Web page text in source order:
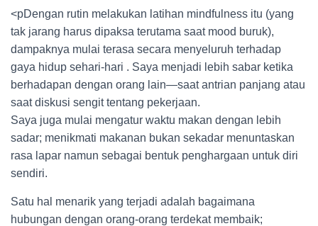
<pDengan rutin melakukan latihan mindfulness itu (yang
tak jarang harus dipaksa terutama saat mood buruk),
dampaknya mulai terasa secara menyeluruh terhadap
gaya hidup sehari-hari . Saya menjadi lebih sabar ketika
berhadapan dengan orang lain—saat antrian panjang atau
saat diskusi sengit tentang pekerjaan.
Saya juga mulai mengatur waktu makan dengan lebih
sadar; menikmati makanan bukan sekadar menuntaskan
rasa lapar namun sebagai bentuk penghargaan untuk diri
sendiri.
Satu hal menarik yang terjadi adalah bagaimana
hubungan dengan orang-orang terdekat membaik;